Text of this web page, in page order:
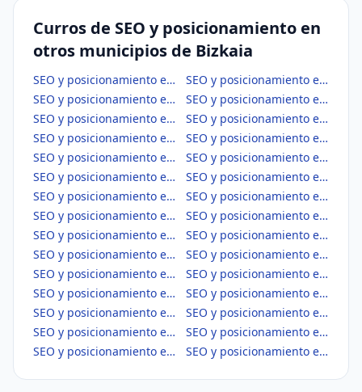
Curros de SEO y posicionamiento en
otros municipios de Bizkaia
SEO y posicionamiento en Abadiño
SEO y posicionamiento en Abanto y Ciérvana-Abanto Zierbena
SEO y posicionamiento en Ajangiz
SEO y posicionamiento en Alonsotegi
SEO y posicionamiento en Amorebieta-Etxano
SEO y posicionamiento en Amoroto
SEO y posicionamiento en Arakaldo
SEO y posicionamiento en Arantzazu
SEO y posicionamiento en Areatza
SEO y posicionamiento en Arrankudiaga
SEO y posicionamiento en Arratzu
SEO y posicionamiento en Arrieta
SEO y posicionamiento en Arrigorriaga
SEO y posicionamiento en Artea
SEO y posicionamiento en Artzentales
SEO y posicionamiento en Atxondo
SEO y posicionamiento en Aulesti
SEO y posicionamiento en Bakio
SEO y posicionamiento en Balmaseda
SEO y posicionamiento en Barakaldo
SEO y posicionamiento en Barrika
SEO y posicionamiento en Basauri
SEO y posicionamiento en Bedia
SEO y posicionamiento en Berango
SEO y posicionamiento en Bermeo
SEO y posicionamiento en Berriatua
SEO y posicionamiento en Berriz
SEO y posicionamiento en Bilbao
SEO y posicionamiento en Busturia
SEO y posicionamiento en Derio